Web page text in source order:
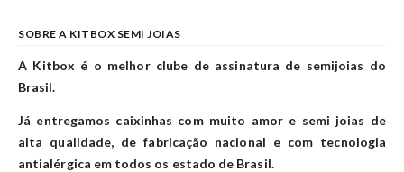
SOBRE A KITBOX SEMI JOIAS
A Kitbox é o melhor clube de assinatura de semijoias do
Brasil.
Já entregamos caixinhas com muito amor e semi joias de
alta qualidade, de fabricação nacional e com tecnologia
antialérgica em todos os estado de Brasil.